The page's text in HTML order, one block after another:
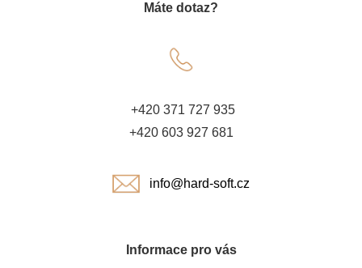
Máte dotaz?
+420 371 727 935
+420 603 927 681
info@hard-soft.cz
Informace pro vás